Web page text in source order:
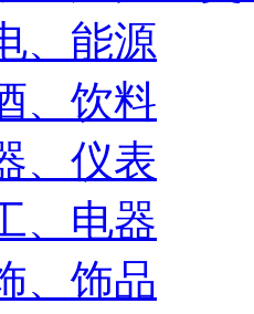
、能源
、饮料
、仪表
、电器
、饰品